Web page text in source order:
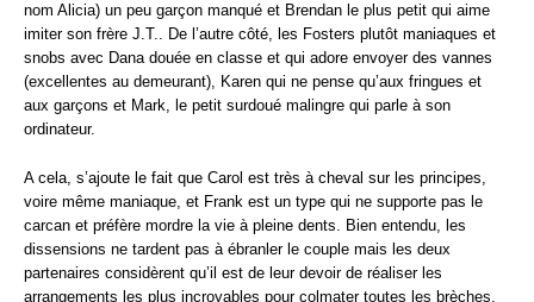
nom Alicia) un peu garçon manqué et Brendan le plus petit qui aime
imiter son frère J.T.. De l’autre côté, les Fosters plutôt maniaques et
snobs avec Dana douée en classe et qui adore envoyer des vannes
(excellentes au demeurant), Karen qui ne pense qu’aux fringues et
aux garçons et Mark, le petit surdoué malingre qui parle à son
ordinateur.
A cela, s’ajoute le fait que Carol est très à cheval sur les principes,
voire même maniaque, et Frank est un type qui ne supporte pas le
carcan et préfère mordre la vie à pleine dents. Bien entendu, les
dissensions ne tardent pas à ébranler le couple mais les deux
partenaires considèrent qu’il est de leur devoir de réaliser les
arrangements les plus incroyables pour colmater toutes les brèches,